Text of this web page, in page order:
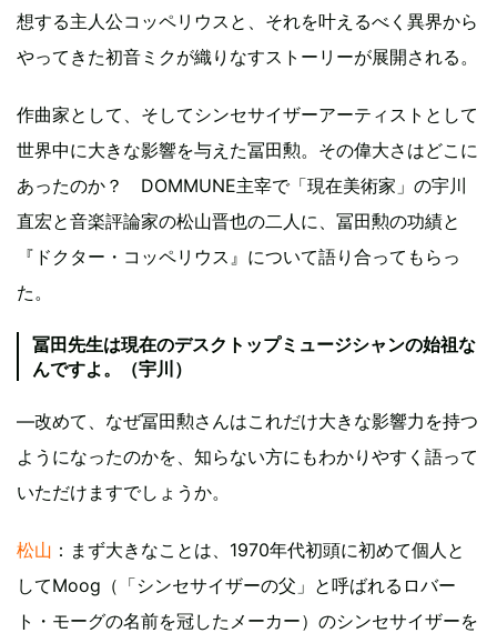
想する主人公コッペリウスと、それを叶えるべく異界から
やってきた初音ミクが織りなすストーリーが展開される。
作曲家として、そしてシンセサイザーアーティストとして
世界中に大きな影響を与えた冨田勲。その偉大さはどこに
あったのか？ DOMMUNE主宰で「現在美術家」の宇川
直宏と音楽評論家の松山晋也の二人に、冨田勲の功績と
『ドクター・コッペリウス』について語り合ってもらっ
た。
冨田先生は現在のデスクトップミュージシャンの始祖な
んですよ。（宇川）
―改めて、なぜ冨田勲さんはこれだけ大きな影響力を持つ
ようになったのかを、知らない方にもわかりやすく語って
いただけますでしょうか。
松山 ：まず大きなことは、1970年代初頭に初めて個人と
してMoog（「シンセサイザーの父」と呼ばれるロバー
ト・モーグの名前を冠したメーカー）のシンセサイザーを